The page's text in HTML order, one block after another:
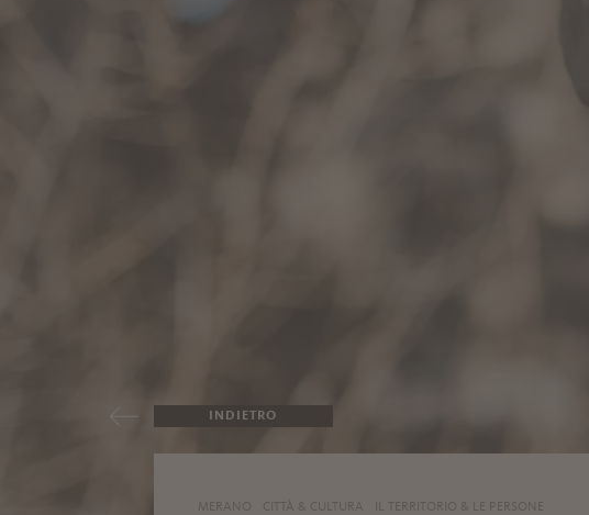
INDIETRO
MERANO CITTÀ & CULTURA
IL TERRITORIO & LE PERSONE